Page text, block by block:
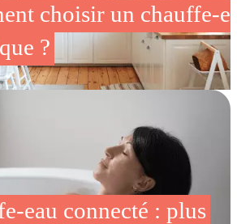
choisir un chauffe-
?
eau connecté : plus